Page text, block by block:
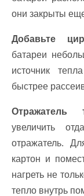
они закрыты
Добавьте
батареи
источник
быстрее
Отражатель
увеличить
отражатель.
картон и
нагреть не
тепло внутрь